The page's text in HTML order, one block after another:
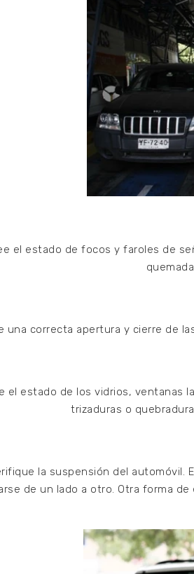
el estado de focos y faroles de
una correcta apertura y cierre de
el estado de los vidrios, ventanas
trizaduras o
la suspensión del automóvil.
de un lado a otro. Otra forma